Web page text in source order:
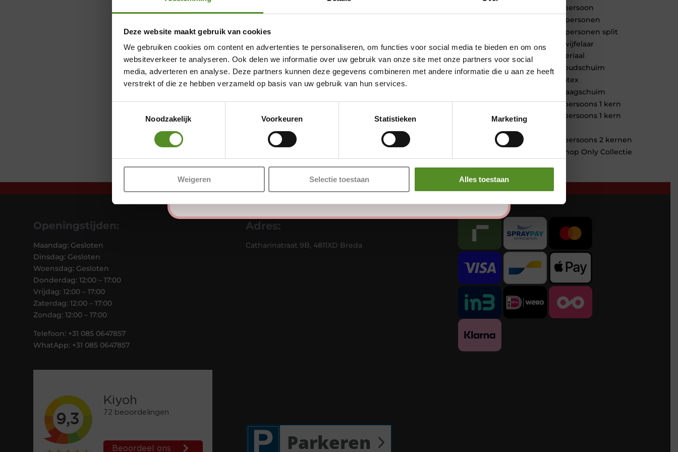
Deze website maakt gebruik van cookies
We gebruiken cookies om content en advertenties te personaliseren, om functies voor social media te bieden en om ons
websiteverkeer te analyseren. Ook delen we informatie over uw gebruik van onze site met onze partners voor social
media, adverteren en analyse. Deze partners kunnen deze gegevens combineren met andere informatie die u aan ze heeft
verstrekt of die ze hebben verzameld op basis van uw gebruik van hun services.
Noodzakelijk
Voorkeuren Statistieken Marketing
Weigeren Selectie toestaan Alles toestaan
1 persoon
2 personen
2 personen split
Twijfelaar
Materiaal
Koudschuim
Latex
Traagschuim
Tweepersoons 1 kern
Tweepersoons 1 kern
Tweepersoons 2 kernen
Webshop Only Collectie
Openingstijden:
Maandag: Gesloten
Dinsdag: Gesloten
Woensdag: Gesloten
Donderdag: 12:00 – 17:00
Vrijdag: 12:00 – 17:00
Zaterdag: 12:00 – 17:00
Zondag: 12:00 – 17:00
Telefoon: +31 085 0647857
WhatApp: +31 085 0647857
Adres:
Catharinatraat 9B, 4811XD Breda
Parkeren
Showroom Breda
Donderdag 12:00 – 17:00
Vrijdag 12:00 – 17:00
Zaterdag 12:00 – 17:00
Zondag 12:00 – 17:00